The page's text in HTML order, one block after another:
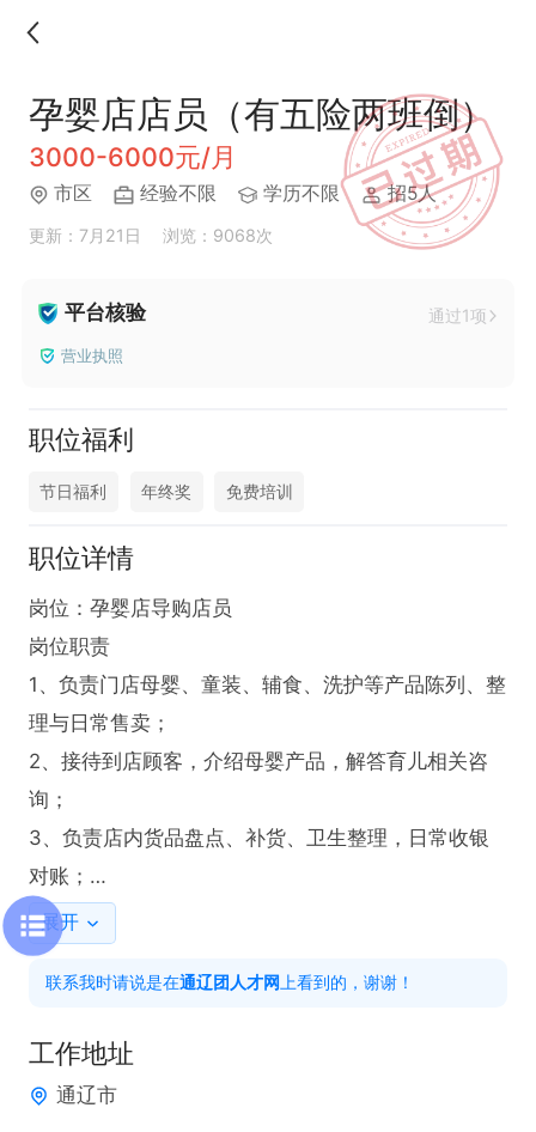
孕婴店店员（有五险两班倒）
3000-6000元/月
市区 经验不限 学历不限 招5人
更新：7月21日 浏览：9068次
平台核验 通过1项
营业执照
职位福利
节日福利 年终奖 免费培训
职位详情
岗位：孕婴店导购店员
岗位职责
1、负责门店母婴、童装、辅食、洗护等产品陈列、整
理与日常售卖；
2、接待到店顾客，介绍母婴产品，解答育儿相关咨
询；
3、负责店内货品盘点、补货、卫生整理，日常收银
对账；
4、维护老客户，做好会员登记与简单售后跟进。
任职要求
1、喜欢小朋友，有亲和力、热情开朗；
3、工作认真负责，服从管理，性格踏实，有良好沟
通能力；
展开
联系我时请说是在通辽团人才网 上看到的，谢谢！
工作地址
通辽市